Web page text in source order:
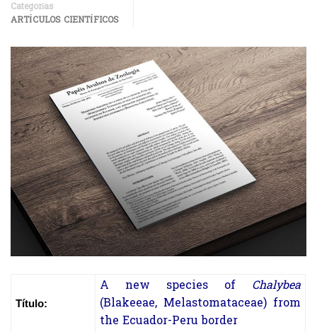
Categorías
ARTÍCULOS CIENTÍFICOS
Título:
A new species of Chalybea
(Blakeeae, Melastomataceae) from
the Ecuador-Peru border